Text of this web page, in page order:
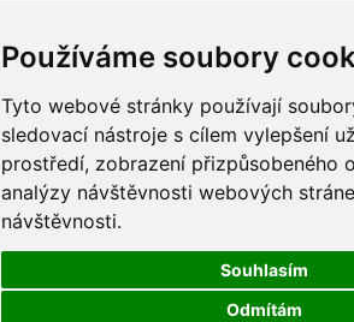
Používáme soubory
Tyto webové stránky používají
sledovací nástroje s cílem vylepšení
prostředí, zobrazení přizpůsobeného
analýzy návštěvnosti webových
návštěvnosti.
Souhlasím
Odmítám